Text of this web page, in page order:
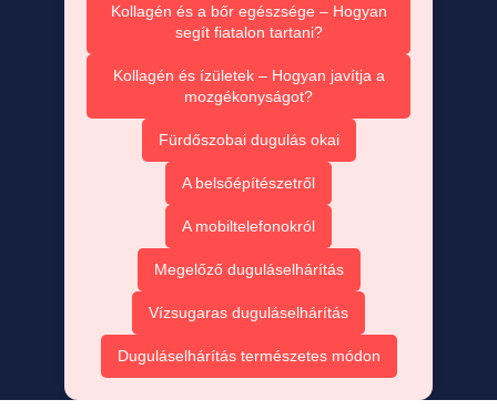
Kollagén és a bőr egészsége – Hogyan
segít fiatalon tartani?
Kollagén és ízületek – Hogyan javítja a
mozgékonyságot?
Fürdőszobai dugulás okai
A belsőépítészetről
A mobiltelefonokról
Megelőző duguláselhárítás
Vízsugaras duguláselhárítás
Duguláselhárítás természetes módon